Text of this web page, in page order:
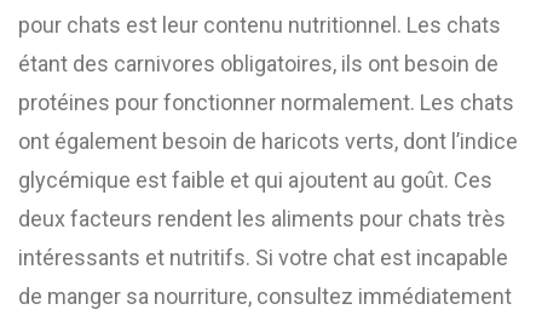
pour chats est leur contenu nutritionnel. Les chats
étant des carnivores obligatoires, ils ont besoin de
protéines pour fonctionner normalement. Les chats
ont également besoin de haricots verts, dont l’indice
glycémique est faible et qui ajoutent au goût. Ces
deux facteurs rendent les aliments pour chats très
intéressants et nutritifs. Si votre chat est incapable
de manger sa nourriture, consultez immédiatement